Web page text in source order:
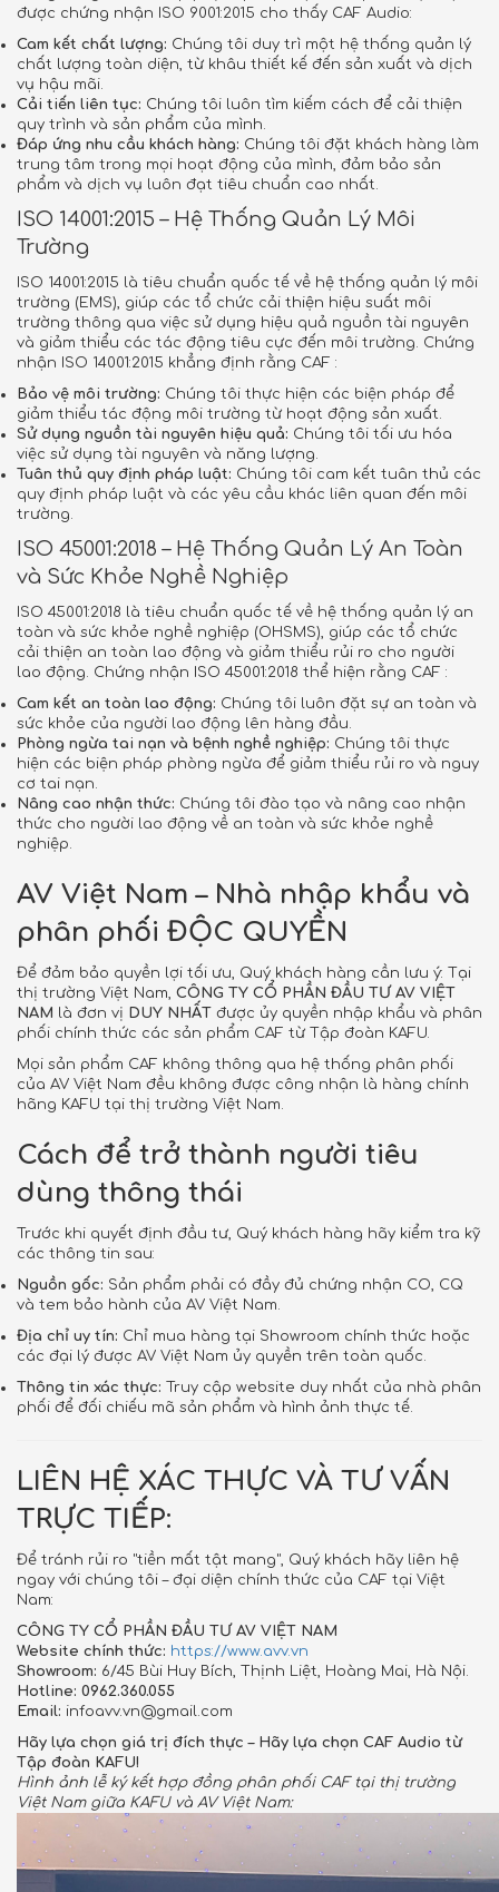
được chứng nhận ISO 9001:2015 cho thấy CAF Audio:
Cam kết chất lượng: Chúng tôi duy trì một hệ thống quản lý
chất lượng toàn diện, từ khâu thiết kế đến sản xuất và dịch
vụ hậu mãi.
Cải tiến liên tục: Chúng tôi luôn tìm kiếm cách để cải thiện
quy trình và sản phẩm của mình.
Đáp ứng nhu cầu khách hàng: Chúng tôi đặt khách hàng làm
trung tâm trong mọi hoạt động của mình, đảm bảo sản
phẩm và dịch vụ luôn đạt tiêu chuẩn cao nhất.
ISO 14001:2015 – Hệ Thống Quản Lý Môi
Trường
ISO 14001:2015 là tiêu chuẩn quốc tế về hệ thống quản lý môi
trường (EMS), giúp các tổ chức cải thiện hiệu suất môi
trường thông qua việc sử dụng hiệu quả nguồn tài nguyên
và giảm thiểu các tác động tiêu cực đến môi trường. Chứng
nhận ISO 14001:2015 khẳng định rằng CAF :
Bảo vệ môi trường: Chúng tôi thực hiện các biện pháp để
giảm thiểu tác động môi trường từ hoạt động sản xuất.
Sử dụng nguồn tài nguyên hiệu quả: Chúng tôi tối ưu hóa
việc sử dụng tài nguyên và năng lượng.
Tuân thủ quy định pháp luật: Chúng tôi cam kết tuân thủ các
quy định pháp luật và các yêu cầu khác liên quan đến môi
trường.
ISO 45001:2018 – Hệ Thống Quản Lý An Toàn
và Sức Khỏe Nghề Nghiệp
ISO 45001:2018 là tiêu chuẩn quốc tế về hệ thống quản lý an
toàn và sức khỏe nghề nghiệp (OHSMS), giúp các tổ chức
cải thiện an toàn lao động và giảm thiểu rủi ro cho người
lao động. Chứng nhận ISO 45001:2018 thể hiện rằng CAF :
Cam kết an toàn lao động: Chúng tôi luôn đặt sự an toàn và
sức khỏe của người lao động lên hàng đầu.
Phòng ngừa tai nạn và bệnh nghề nghiệp: Chúng tôi thực
hiện các biện pháp phòng ngừa để giảm thiểu rủi ro và nguy
cơ tai nạn.
Nâng cao nhận thức: Chúng tôi đào tạo và nâng cao nhận
thức cho người lao động về an toàn và sức khỏe nghề
nghiệp.
AV Việt Nam – Nhà nhập khẩu và
phân phối ĐỘC QUYỀN
Để đảm bảo quyền lợi tối ưu, Quý khách hàng cần lưu ý: Tại
thị trường Việt Nam, CÔNG TY CỔ PHẦN ĐẦU TƯ AV VIỆT
NAM là đơn vị DUY NHẤT được ủy quyền nhập khẩu và phân
phối chính thức các sản phẩm CAF từ Tập đoàn KAFU.
Mọi sản phẩm CAF không thông qua hệ thống phân phối
của AV Việt Nam đều không được công nhận là hàng chính
hãng KAFU tại thị trường Việt Nam.
Cách để trở thành người tiêu
dùng thông thái
Trước khi quyết định đầu tư, Quý khách hàng hãy kiểm tra kỹ
các thông tin sau:
Nguồn gốc: Sản phẩm phải có đầy đủ chứng nhận CO, CQ
và tem bảo hành của AV Việt Nam.
Địa chỉ uy tín: Chỉ mua hàng tại Showroom chính thức hoặc
các đại lý được AV Việt Nam ủy quyền trên toàn quốc.
Thông tin xác thực: Truy cập website duy nhất của nhà phân
phối để đối chiếu mã sản phẩm và hình ảnh thực tế.
LIÊN HỆ XÁC THỰC VÀ TƯ VẤN
TRỰC TIẾP:
Để tránh rủi ro "tiền mất tật mang", Quý khách hãy liên hệ
ngay với chúng tôi – đại diện chính thức của CAF tại Việt
Nam:
CÔNG TY CỔ PHẦN ĐẦU TƯ AV VIỆT NAM
Website chính thức: https://www.avv.vn
Showroom: 6/45 Bùi Huy Bích, Thịnh Liệt, Hoàng Mai, Hà Nội.
Hotline: 0962.360.055
Email: infoavv.vn@gmail.com
Hãy lựa chọn giá trị đích thực – Hãy lựa chọn CAF Audio từ
Tập đoàn KAFU!
Hình ảnh lễ ký kết hợp đồng phân phối CAF tại thị trường
Việt Nam giữa KAFU và AV Việt Nam: